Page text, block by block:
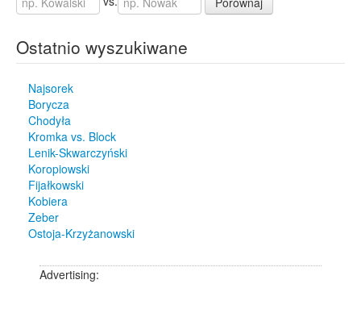
Ostatnio wyszukiwane
Najsorek
Borycza
Chodyła
Kromka vs. Block
Lenik-Skwarczyński
Koropiowski
Fijałkowski
Kobiera
Zeber
Ostoja-Krzyżanowski
Advertising: